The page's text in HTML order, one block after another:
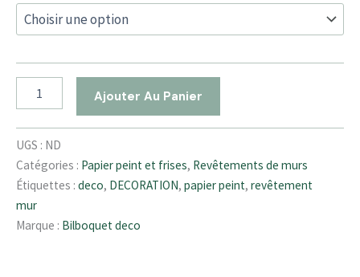
Ajouter Au Panier
UGS : ND
Catégories : Papier peint et frises, Revêtements de murs
Étiquettes : deco, DECORATION, papier peint, revêtement
mur
Marque : Bilboquet deco